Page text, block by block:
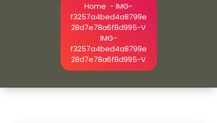
Home - IMG-
f3257a4bed4a8799e
28d7e78a6f8d995-V
IMG-
f3257a4bed4a8799e
28d7e78a6f8d995-V